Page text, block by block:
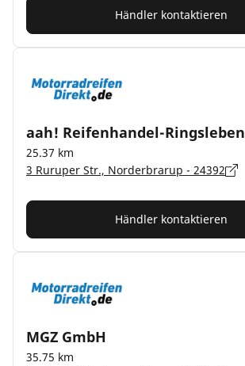
Händler kontaktieren
aah! Reifenhandel-Ringsleben
25.37 km
3 Ruruper Str., Norderbrarup - 24392
Händler kontaktieren
MGZ GmbH
35.75 km